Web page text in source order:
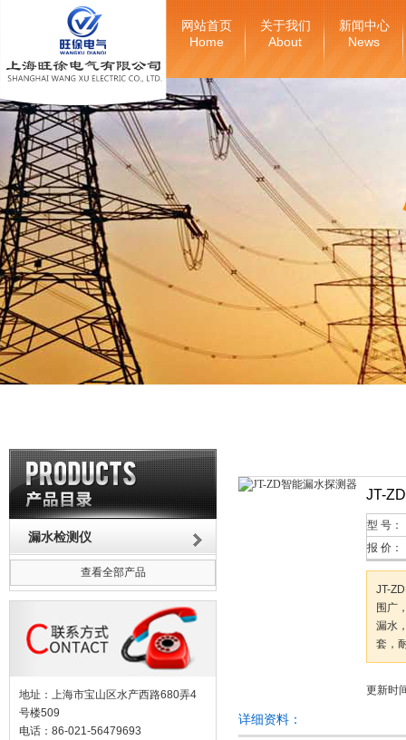
网站首页
Home
关于我们
About
新闻中心
News
漏水检测仪
查看全部产品
地址：上海市宝山区水产西路680弄4
号楼509
电话：86-021-56479693
JT-
型 号：
报 价：
JT-
围广
漏水
套，
更新时
详细资料：